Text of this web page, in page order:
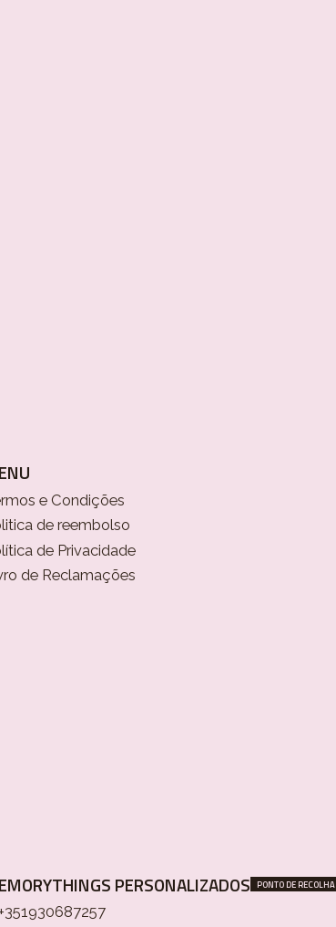
e Condições
de reembolso
de Privacidade
de Reclamações
PERSONALIZADOS PONTO DE RECOLHA